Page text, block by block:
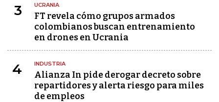
3 UCRANIA
FT revela cómo grupos armados
colombianos buscan entrenamiento
en drones en Ucrania
4 INDUSTRIA
Alianza In pide derogar decreto sobre
repartidores y alerta riesgo para miles
de empleos